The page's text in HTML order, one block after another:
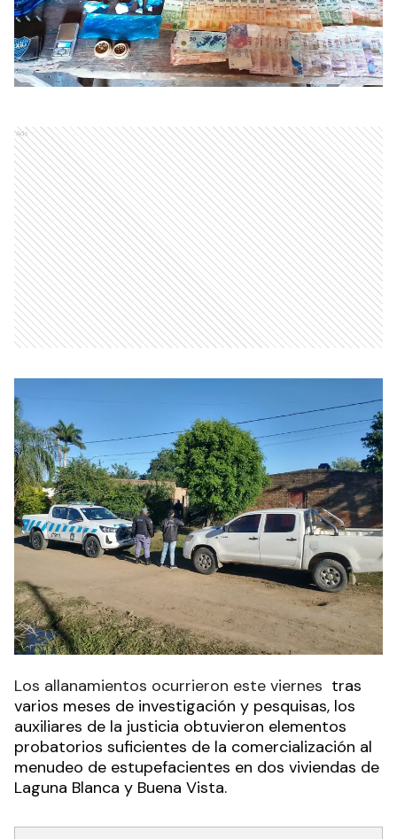
Ads
Los allanamientos ocurrieron este viernes tras
varios meses de investigación y pesquisas, los
auxiliares de la justicia obtuvieron elementos
probatorios suficientes de la comercialización al
menudeo de estupefacientes en dos viviendas de
Laguna Blanca y Buena Vista.